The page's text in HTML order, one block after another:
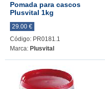
Pomada para cascos
Plusvital 1kg
29.00 €
Código: PR0181.1
Marca: Plusvital